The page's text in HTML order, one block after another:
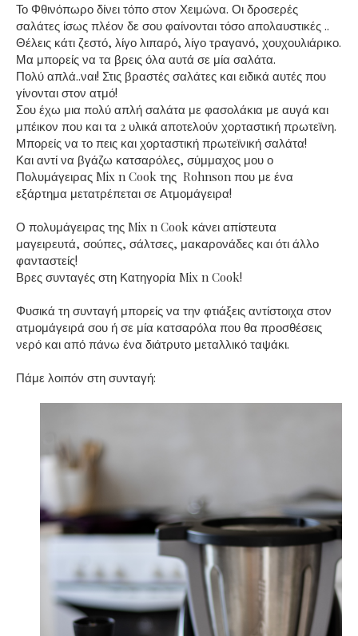
Το Φθινόπωρο δίνει τόπο στον Χειμώνα. Οι δροσερές
σαλάτες ίσως πλέον δε σου φαίνονται τόσο απολαυστικές ..
Θέλεις κάτι ζεστό, λίγο λιπαρό, λίγο τραγανό, χουχουλιάρικο.
Μα μπορείς να τα βρεις όλα αυτά σε μία σαλάτα.
Πολύ απλά..ναι! Στις βραστές σαλάτες και ειδικά αυτές που
γίνονται στον ατμό!
Σου έχω μια πολύ απλή σαλάτα με φασολάκια με αυγά και
μπέικον που και τα 2 υλικά αποτελούν χορταστική πρωτεϊνη.
Μπορείς να το πεις και χορταστική πρωτεϊνική σαλάτα!
Και αντί να βγάζω κατσαρόλες, σύμμαχος μου ο
Πολυμάγειρας Mix n Cook της Rohnson που με ένα
εξάρτημα μετατρέπεται σε Ατμομάγειρα!
Ο πολυμάγειρας της Mix n Cook κάνει απίστευτα
μαγειρευτά, σούπες, σάλτσες, μακαρονάδες και ότι άλλο
φανταστείς!
Βρες συνταγές στη Κατηγορία Mix n Cook!
Φυσικά τη συνταγή μπορείς να την φτιάξεις αντίστοιχα στον
ατμομάγειρά σου ή σε μία κατσαρόλα που θα προσθέσεις
νερό και από πάνω ένα διάτρυτο μεταλλικό ταψάκι.
Πάμε λοιπόν στη συνταγή: